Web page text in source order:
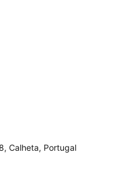
Calheta, Portugal